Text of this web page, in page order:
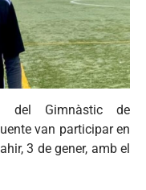
del Gimnàstic de
van participar en
3 de gener, amb el